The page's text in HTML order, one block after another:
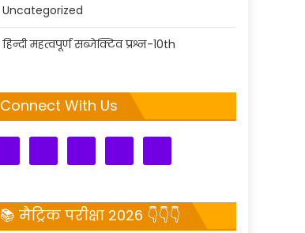
Uncategorized
हिन्दी महत्वपूर्ण सब्जेक्टिव प्रश्न-10th
Connect With Us
📚 मैट्रिक परीक्षा 2026 👇👇👇